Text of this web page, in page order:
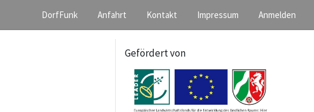
DorfFunk Anfahrt Kontakt Impressum Anmelden
Gefördert von